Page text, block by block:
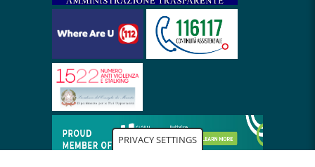
PRIVACY SETTINGS